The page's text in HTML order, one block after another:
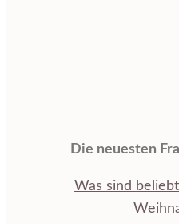
Die neuesten
Was sind